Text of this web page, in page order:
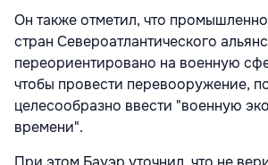
Он также отметил, что
стран Североатлантического
переориентировано на военную
чтобы провести перевооружение,
целесообразно ввести "военную
времени".